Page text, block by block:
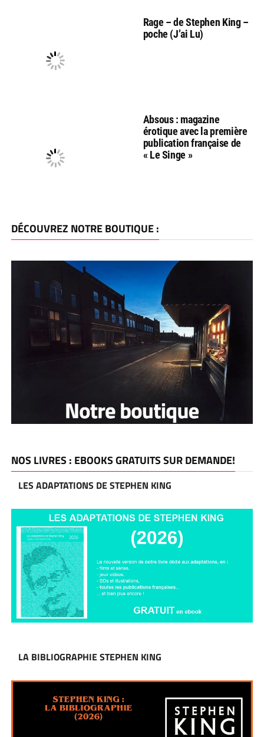
Rage – de Stephen King –
poche (J’ai Lu)
Absous : magazine
érotique avec la première
publication française de
« Le Singe »
DÉCOUVREZ NOTRE BOUTIQUE :
NOS LIVRES : EBOOKS GRATUITS SUR DEMANDE!
LES ADAPTATIONS DE STEPHEN KING
LA BIBLIOGRAPHIE STEPHEN KING